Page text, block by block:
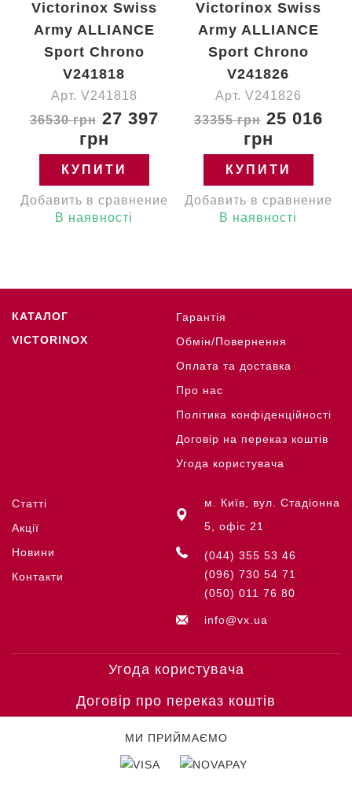
Victorinox Swiss
Army ALLIANCE
Sport Chrono
V241818
Арт. V241818
36530 грн27 397
грн
КУПИТИ
Добавить в сравнение
В наявності
Victorinox Swiss
Army ALLIANCE
Sport Chrono
V241826
Арт. V241826
33355 грн25 016
грн
КУПИТИ
Добавить в сравнение
В наявності
КАТАЛОГ
VICTORINOX
Гарантія
Обмін/Повернення
Оплата та доставка
Про нас
Політика конфіденційності
Договір на переказ коштів
Угода користувача
Статті
Акції
Новини
Контакти
м. Київ, вул. Стадіонна
5, офіс 21
(044) 355 53 46
(096) 730 54 71
(050) 011 76 80
info@vx.ua
Угода користувача
Договір про переказ коштів
МИ ПРИЙМАЄМО